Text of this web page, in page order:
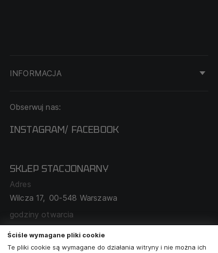
INFORMACJA
DOSTAWA I PŁATNOŚĆ
O NAS
MAPA SERWISU
ZAMÓWIENIA KORPORACYJNE
WSPÓŁPRACA Z PARTNERAMI
Obserwuj nas:
INSTAGRAM/ FACEBOOK
SKLEP STACJONARNY
Adres
Wilcza 17, 00-548 Warszawa
godziny otwarcia
poniedziałek - sobota: 11:00 - 19:00
Ściśle wymagane pliki cookie
Te pliki cookie są wymagane do działania witryny i nie można ich